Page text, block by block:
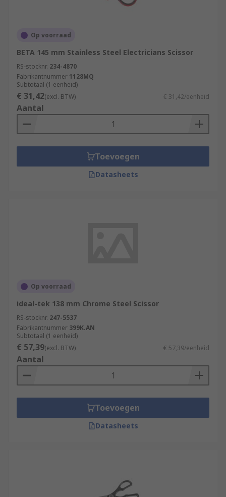
Op voorraad
BETA 145 mm Stainless Steel Electricians Scissor
RS-stocknr. 234-4870
Fabrikantnummer 1128MQ
Subtotaal (1 eenheid)
€ 31,42(excl. BTW) € 31,42/eenheid
Aantal
Toevoegen
Datasheets
Op voorraad
ideal-tek 138 mm Chrome Steel Scissor
RS-stocknr. 247-5537
Fabrikantnummer 399K.AN
Subtotaal (1 eenheid)
€ 57,39(excl. BTW) € 57,39/eenheid
Aantal
Toevoegen
Datasheets